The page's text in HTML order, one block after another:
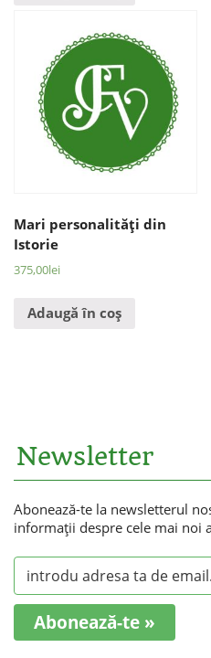
Mari personalităţi din
Istorie
375,00lei
Adaugă în coș
Newsletter
Abonează-te la newsletterul
informaţii despre cele mai noi
Abonează-te »